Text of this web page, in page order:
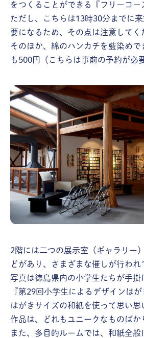
をつくることができる『フリーコー
ただし、こちらは13時30分までに
要になるため、その点は注意してく
そのほか、綿のハンカチを藍染めで
も500円（こちらは事前の予約が必
2階には二つの展示室（ギャラリー
どがあり、さまざまな催しが行われ
写真は徳島県内の小学生たちが手掛
『第29回小学生によるデザインはが
はがきサイズの和紙を使って思い思
作品は、どれもユニークなものばか
また、多目的ルームでは、和紙全般